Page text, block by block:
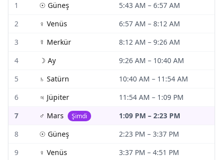
1 ☉ Güneş 5:43 AM – 6:57 AM
2
♀ Venüs 6:57 AM – 8:12 AM
3
☿ Merkür 8:12 AM – 9:26 AM
4
☽ Ay 9:26 AM – 10:40 AM
5
♄ Satürn 10:40 AM – 11:54 AM
6
♃ Jüpiter 11:54 AM – 1:09 PM
7
♂ Mars Şimdi 1:09 PM – 2:23 PM
8
☉ Güneş 2:23 PM – 3:37 PM
9
♀ Venüs 3:37 PM – 4:51 PM